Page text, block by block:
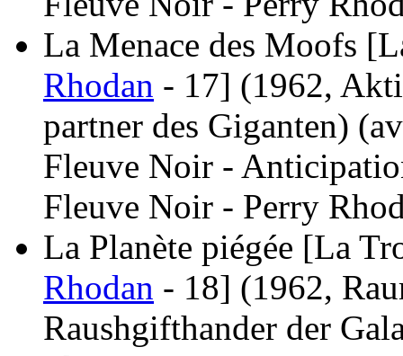
La Menace des Moofs
Rhodan - 17] (1962,
partner des Giganten)
Fleuve Noir -
Fleuve Noir - Perry
La Planète piégée [La
Rhodan - 18] (1962,
Raushgifthander der